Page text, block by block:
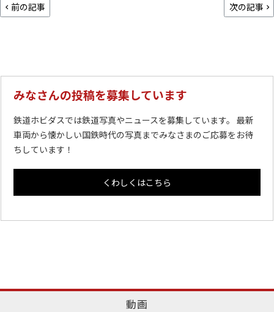
前の記事 次の記事
みなさんの投稿を募集しています
鉄道ホビダスでは鉄道写真やニュースを募集しています。 最新
車両から懐かしい国鉄時代の写真までみなさまのご応募をお待
ちしています！
くわしくはこちら
動画